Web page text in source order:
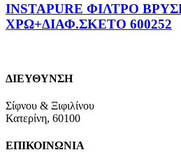
INSTAPURE ΦΙΛΤΡΟ
ΧΡΩ+ΔΙΑΦ.ΣΚΕΤΟ 600252
ΔΙΕΥΘΥΝΣΗ
Σίφνου & Ξιφιλίνου
Κατερίνη, 60100
ΕΠΙΚΟΙΝΩΝΙΑ